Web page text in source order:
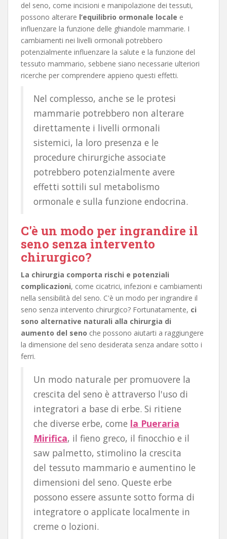
del seno, come incisioni e manipolazione dei tessuti,
possono alterare l’equilibrio ormonale locale e
influenzare la funzione delle ghiandole mammarie. I
cambiamenti nei livelli ormonali potrebbero
potenzialmente influenzare la salute e la funzione del
tessuto mammario, sebbene siano necessarie ulteriori
ricerche per comprendere appieno questi effetti.
Nel complesso, anche se le protesi
mammarie potrebbero non alterare
direttamente i livelli ormonali
sistemici, la loro presenza e le
procedure chirurgiche associate
potrebbero potenzialmente avere
effetti sottili sul metabolismo
ormonale e sulla funzione endocrina.
C'è un modo per ingrandire il
seno senza intervento
chirurgico?
La chirurgia comporta rischi e potenziali
complicazioni, come cicatrici, infezioni e cambiamenti
nella sensibilità del seno. C'è un modo per ingrandire il
seno senza intervento chirurgico? Fortunatamente, ci
sono alternative naturali alla chirurgia di
aumento del seno che possono aiutarti a raggiungere
la dimensione del seno desiderata senza andare sotto i
ferri.
Un modo naturale per promuovere la
crescita del seno è attraverso l'uso di
integratori a base di erbe. Si ritiene
che diverse erbe, come la Pueraria
Mirifica, il fieno greco, il finocchio e il
saw palmetto, stimolino la crescita
del tessuto mammario e aumentino le
dimensioni del seno. Queste erbe
possono essere assunte sotto forma di
integratore o applicate localmente in
creme o lozioni.